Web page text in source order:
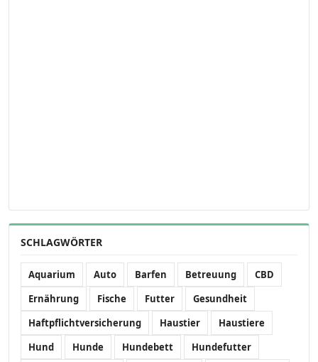
SCHLAGWÖRTER
Aquarium Auto Barfen Betreuung
CBD
Ernährung
Fische Futter
Gesundheit
Haftpflichtversicherung
Haustier
Haustiere
Hund
Hunde Hundebett
Hundefutter